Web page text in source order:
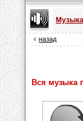
назад
Вся музыка